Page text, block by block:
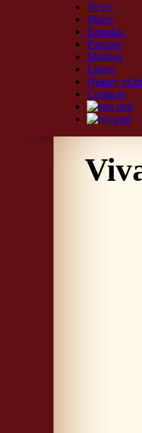
News
Males
Females
Puppies
Matings
Litters
History of
Contacts